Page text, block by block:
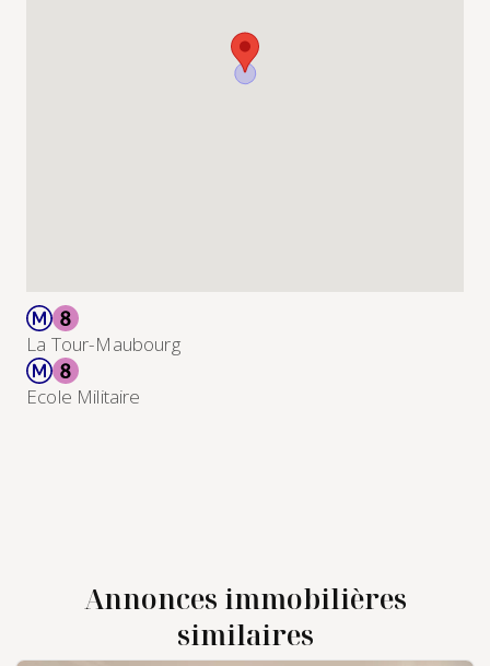
La Tour-Maubourg
Ecole Militaire
Annonces immobilières
similaires